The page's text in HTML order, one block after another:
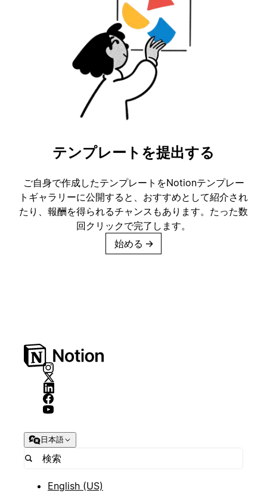
テンプレートを提出する
ご自身で作成したテンプレートをNotionテンプレー
トギャラリーに公開すると、おすすめとして紹介され
たり、報酬を得られるチャンスもあります。たった数
回クリックで完了します。
始める →
日本語
English (US)